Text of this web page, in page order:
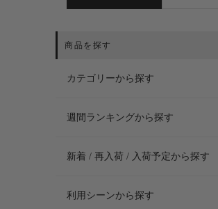
カテゴリーから探す
週間ランキングから探す
新着 / 再入荷 / 入荷予定から探す
利用シーンから探す